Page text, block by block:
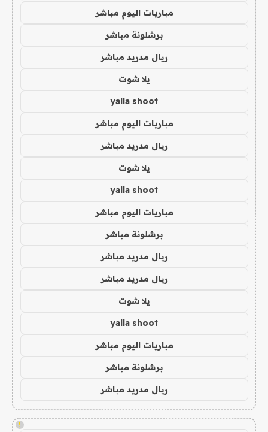
مباريات اليوم مباشر
برشلونة مباشر
ريال مدريد مباشر
يلا شوت
yalla shoot
مباريات اليوم مباشر
ريال مدريد مباشر
يلا شوت
yalla shoot
مباريات اليوم مباشر
برشلونة مباشر
ريال مدريد مباشر
ريال مدريد مباشر
يلا شوت
yalla shoot
مباريات اليوم مباشر
برشلونة مباشر
ريال مدريد مباشر
!